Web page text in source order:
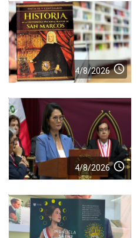
4/8/2026 access_time
4/8/2026 access_time